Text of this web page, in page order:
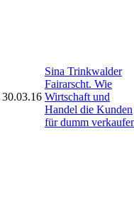
30.03.16
Sina Trinkwalder
Fairarscht. Wie
Wirtschaft und
Handel die Kunden
für dumm